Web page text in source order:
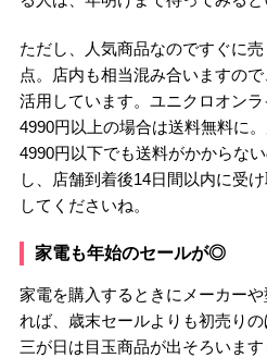
ただし、人気商品なのですぐに
点。店内も相当混み合いますの
活用しています。ユニクロオン
4990円以上の場合は送料無料に
4990円以下でも送料がかからな
し、店舗到着後14日間以内に受
してくださいね。
家電も年始のセールが◎
家電を購入するときにメーカー
れば、歳末セールよりも初売り
三が日は目玉商品が出そろいます